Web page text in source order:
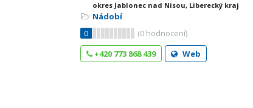
okres Jablonec nad Nisou, Liberecký kraj
Nádobí
0
(0 hodnocení)
+420 773 868 439
Web